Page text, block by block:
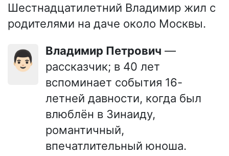
Шестнадцатилетний Владимир жил с
родителями на даче около Москвы.
👨🏻 Владимир Петрович —
рассказчик; в 40 лет
вспоминает события 16-
летней давности, когда был
влюблён в Зинаиду,
романтичный,
впечатлительный юноша.